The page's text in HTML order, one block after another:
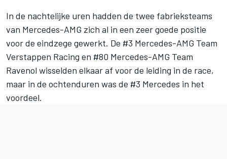
In de nachtelijke uren hadden de twee fabrieksteams
van Mercedes-AMG zich al in een zeer goede positie
voor de eindzege gewerkt. De #3 Mercedes-AMG Team
Verstappen Racing en #80 Mercedes-AMG Team
Ravenol wisselden elkaar af voor de leiding in de race,
maar in de ochtenduren was de #3 Mercedes in het
voordeel.